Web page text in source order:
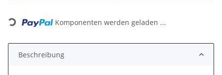
Loading... Komponenten werden geladen ...
Beschreibung